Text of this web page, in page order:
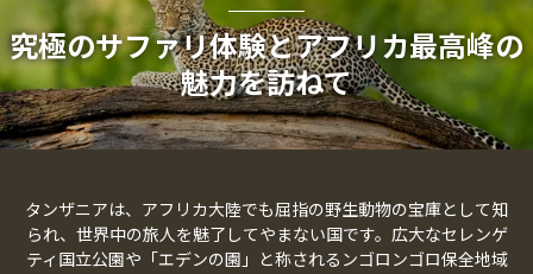
究極のサファリ体験とアフリカ最高峰の
魅力を訪ねて
タンザニアは、アフリカ大陸でも屈指の野生動物の宝庫として知
られ、世界中の旅人を魅了してやまない国です。広大なセレンゲ
ティ国立公園や「エデンの園」と称されるンゴロンゴロ保全地域